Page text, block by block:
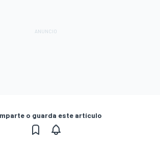
o guarda este artículo